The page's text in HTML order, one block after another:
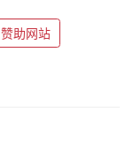
赞助网站